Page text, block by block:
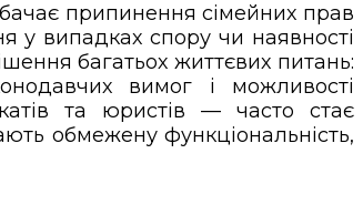
припинення сімейних прав
у випадках спору чи наявності
багатьох життєвих питань:
вимог і можливості
та юристів — часто стає
обмежену функціональність,